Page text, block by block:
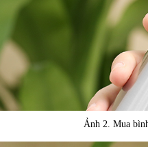
Ảnh 2. Mua